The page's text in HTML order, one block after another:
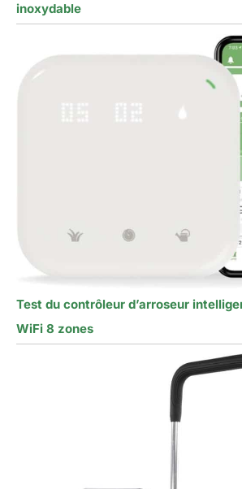
inoxydable
Test du contrôleur d’arroseur
WiFi 8 zones